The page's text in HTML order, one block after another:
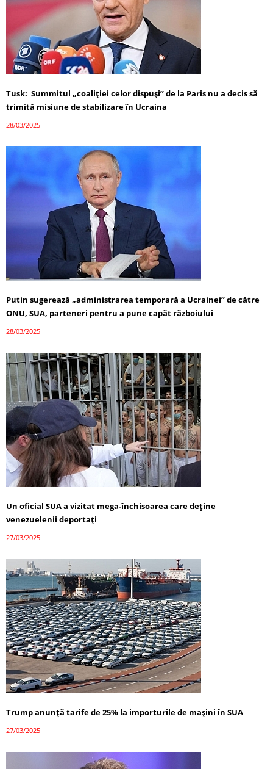
Tusk: Summitul „coaliției celor dispuși” de la Paris nu a decis să
trimită misiune de stabilizare în Ucraina
28/03/2025
Putin sugerează „administrarea temporară a Ucrainei” de către
ONU, SUA, parteneri pentru a pune capăt războiului
28/03/2025
Un oficial SUA a vizitat mega-închisoarea care deține
venezuelenii deportați
27/03/2025
Trump anunță tarife de 25% la importurile de mașini în SUA
27/03/2025